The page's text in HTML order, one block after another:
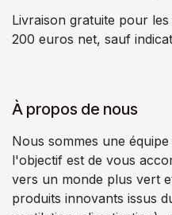
Livraison gratuite pour
200 euros net, sauf
À propos de nous
Nous sommes une
l'objectif est de vous
vers un monde plus vert
produits innovants issus